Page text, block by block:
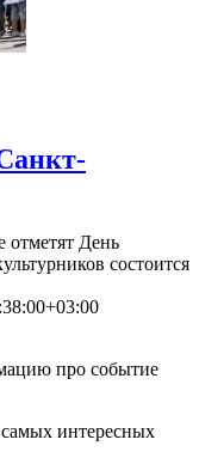
отметят День
состоится
про событие
интересных